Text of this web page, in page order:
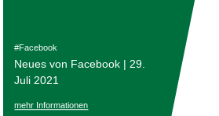
Facebook
Neues von Facebook | 29.
Juli 2021
mehr Informationen